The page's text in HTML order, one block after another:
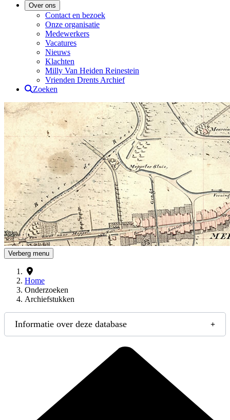
Over ons
Contact en bezoek
Onze organisatie
Medewerkers
Vacatures
Nieuws
Klachten
Milly Van Heiden Reinestein
Vrienden Drents Archief
Zoeken
Drents Archief
Verberg menu
Home
Onderzoeken
Archiefstukken
Informatie over deze database